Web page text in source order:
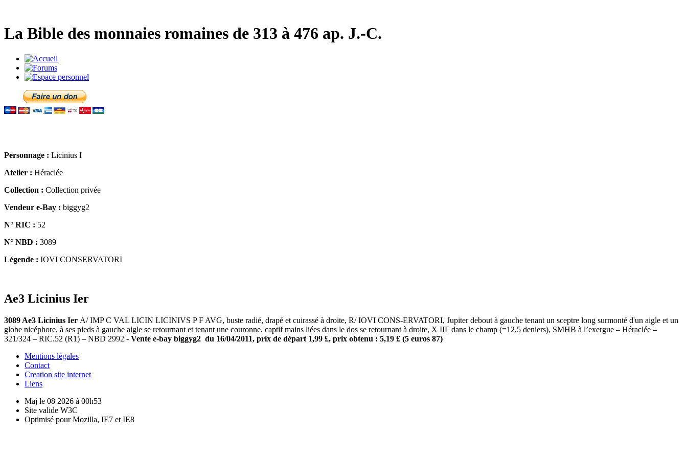
La Bible des monnaies romaines de 313 à 476 ap. J.-C.
Personnage : Licinius I
Atelier : Héraclée
Collection : Collection privée
Vendeur e-Bay : biggyg2
N° RIC : 52
N° NBD : 3089
Légende : IOVI CONSERVATORI
Ae3 Licinius Ier
3089 Ae3 Licinius Ier A/ IMP C VAL LICIN LICINIVS P F AVG, buste radié, drapé et cuirassé à droite, R/ IOVI CONS-ERVATORI, Jupiter debout à gauche tenant un sceptre long surmonté d'un aigle et un
globe nicéphore, à ses pieds à gauche aigle se retournant et tenant une couronne, captif mains liées dans le dos se retournant à droite, X IIΓ dans le champ (=12,5 deniers), SMHB à l’exergue – Héraclée –
321/324 – RIC.52 (R1) – NBD 2992 - Vente e-bay biggyg2 du 16/04/2011, prix de départ 1,99 £, prix obtenu : 5,19 £ (5 euros 87)
Mentions légales
Contact
Creation site internet
Liens
Maj le 08 2026 à 00h53
Site valide W3C
Optimisé pour Mozilla, IE7 et IE8